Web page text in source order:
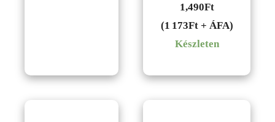
1,490Ft
(1 173Ft + ÁFA)
Készleten